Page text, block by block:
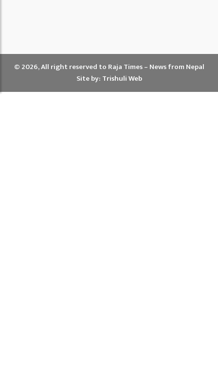
© 2026, All right reserved to Raja Times – News from Nepal
Site by: Trishuli Web